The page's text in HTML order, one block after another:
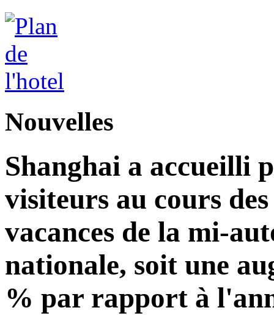
Nouvelles
Shanghai a accueilli
visiteurs au cours
vacances de la mi-
nationale, soit une
% par rapport à